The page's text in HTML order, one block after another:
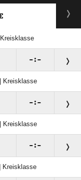
:
Kreisklasse
:
Kreisklasse
:
Kreisklasse